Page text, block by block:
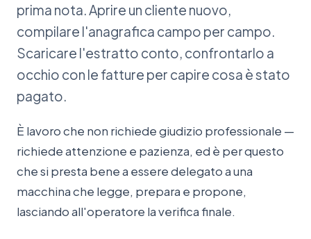
prima nota. Aprire un cliente nuovo,
compilare l'anagrafica campo per campo.
Scaricare l'estratto conto, confrontarlo a
occhio con le fatture per capire cosa è stato
pagato.
È lavoro che non richiede giudizio professionale —
richiede attenzione e pazienza, ed è per questo
che si presta bene a essere delegato a una
macchina che legge, prepara e propone,
lasciando all'operatore la verifica finale.